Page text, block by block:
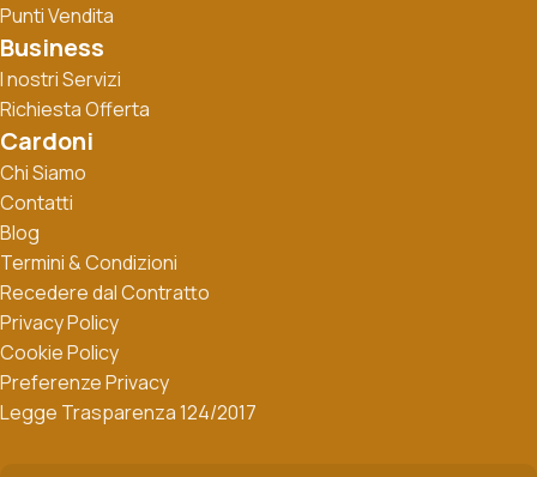
Punti Vendita
Business
I nostri Servizi
Richiesta Offerta
Cardoni
Chi Siamo
Contatti
Blog
Termini & Condizioni
Recedere dal Contratto
Privacy Policy
Cookie Policy
Preferenze Privacy
Legge Trasparenza 124/2017